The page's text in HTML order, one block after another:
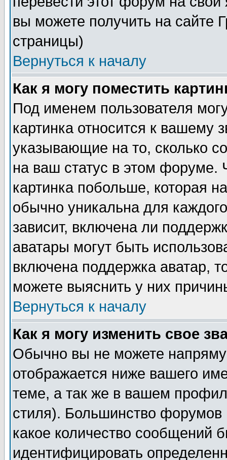
вы можете получить на сайте
страницы)
Вернуться к началу
Как я могу поместить
Под именем пользователя
картинка относится к вашему
указывающие на то, сколько
на ваш статус в этом форуме.
картинка побольше, которая
обычно уникальна для
зависит, включена ли
аватары могут быть
включена поддержка аватар,
можете выяснить у них
Вернуться к началу
Как я могу изменить свое
Обычно вы не можете
отображается ниже вашего
теме, а так же в вашем
стиля). Большинство форумов
какое количество сообщений
идентифицировать